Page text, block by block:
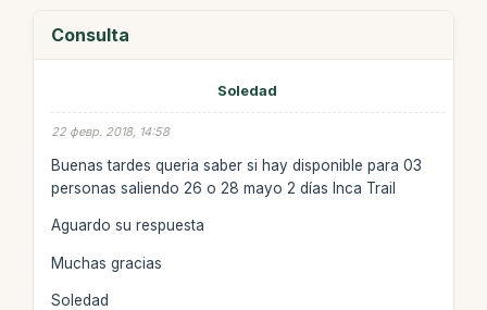
Consulta
Soledad
22 февр. 2018, 14:58
Buenas tardes queria saber si hay disponible para 03
personas saliendo 26 o 28 mayo 2 días Inca Trail
Aguardo su respuesta
Muchas gracias
Soledad